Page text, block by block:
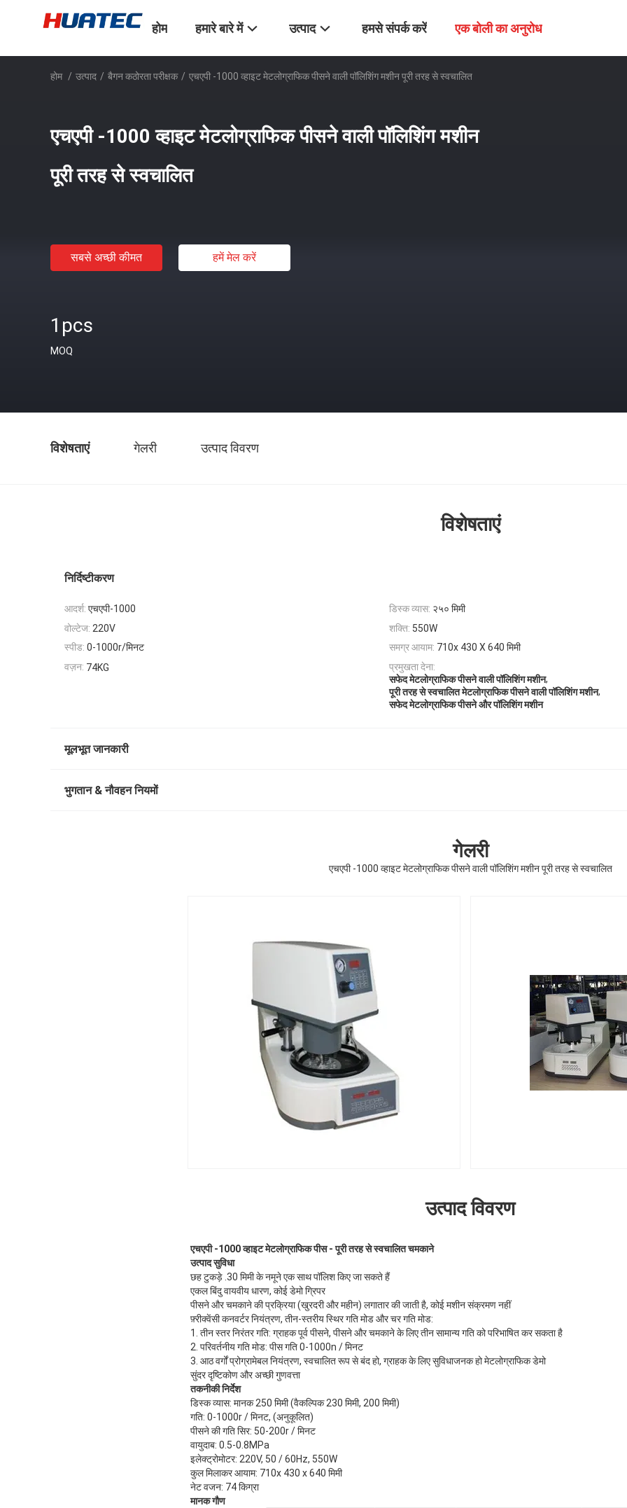
होम हमारे बारे में उत्पाद हमसे संपर्क करें एक बोली का अनुरोध
होम / उत्पाद / बैगन कठोरता परीक्षक / एचएपी -1000 व्हाइट मेटलोग्राफिक पीसने वाली पॉलिशिंग मशीन पूरी तरह से स्वचालित
एचएपी -1000 व्हाइट मेटलोग्राफिक पीसने वाली पॉलिशिंग मशीन
पूरी तरह से स्वचालित
सबसे अच्छी कीमत हमें मेल करें
1pcs
MOQ
विशेषताएं गेलरी उत्पाद विवरण
विशेषताएं
निर्दिष्टीकरण
आदर्श: एचएपी-1000 डिस्क व्यास: २५० मिमी
वोल्टेज: 220V शक्ति: 550W
स्पीड: 0-1000r/मिनट समग्र आयाम: 710x 430 X 640 मिमी
वज़न: 74KG
प्रमुखता देना:
सफेद मेटलोग्राफिक पीसने वाली पॉलिशिंग मशीन,
पूरी तरह से स्वचालित मेटलोग्राफिक पीसने वाली पॉलिशिंग मशीन,
सफेद मेटलोग्राफिक पीसने और पॉलिशिंग मशीन
मूलभूत जानकारी
भुगतान & नौवहन नियमों
गेलरी
एचएपी -1000 व्हाइट मेटलोग्राफिक पीसने वाली पॉलिशिंग मशीन पूरी तरह से स्वचालित
उत्पाद विवरण
एचएपी -1000 व्हाइट मेटलोग्राफिक पीस - पूरी तरह से स्वचालित चमकाने
उत्पाद सुविधा
छह टुकड़े .30 मिमी के नमूने एक साथ पॉलिश किए जा सकते हैं
एकल बिंदु वायवीय धारण, कोई डेमो ग्रिपर
पीसने और चमकाने की प्रक्रिया (खुरदरी और महीन) लगातार की जाती है, कोई मशीन संक्रमण नहीं
फ़्रीक्वेंसी कनवर्टर नियंत्रण, तीन-स्तरीय स्थिर गति मोड और चर गति मोड:
1. तीन स्तर निरंतर गति: ग्राहक पूर्व पीसने, पीसने और चमकाने के लिए तीन सामान्य गति को परिभाषित कर सकता है
2. परिवर्तनीय गति मोड: पीस गति 0-1000n / मिनट
3. आठ वर्गों प्रोग्रामेबल नियंत्रण, स्वचालित रूप से बंद हो, ग्राहक के लिए सुविधाजनक हो मेटलोग्राफिक डेमो
सुंदर दृष्टिकोण और अच्छी गुणवत्ता
तकनीकी निर्देश
डिस्क व्यास: मानक 250 मिमी (वैकल्पिक 230 मिमी, 200 मिमी)
गति: 0-1000r / मिनट, (अनुकूलित)
पीसने की गति सिर: 50-200r / मिनट
वायुदाब: 0.5-0.8MPa
इलेक्ट्रोमोटर: 220V, 50 / 60Hz, 550W
कुल मिलाकर आयाम: 710x 430 x 640 मिमी
नेट वजन: 74 किग्रा
मानक गौण